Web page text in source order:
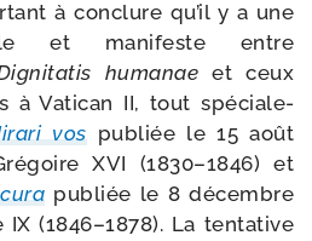
à conclure qu’il y a une
et mani­feste entre
huma­nae et ceux
à Vatican II, tout spé­cia­le­
vospubliée le 15 août
XVI (1830–1846) et
publiée le 8 décembre
(1846–1878). La ten­ta­tive